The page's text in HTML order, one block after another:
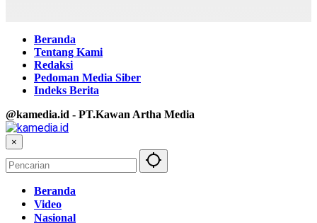
Beranda
Tentang Kami
Redaksi
Pedoman Media Siber
Indeks Berita
@kamedia.id - PT.Kawan Artha Media
×
Beranda
Video
Nasional